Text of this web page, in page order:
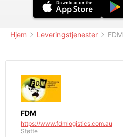
Hjem Leveringstjenester FDM
FDM
https://www.fdmlogistics.com.au
Støtte